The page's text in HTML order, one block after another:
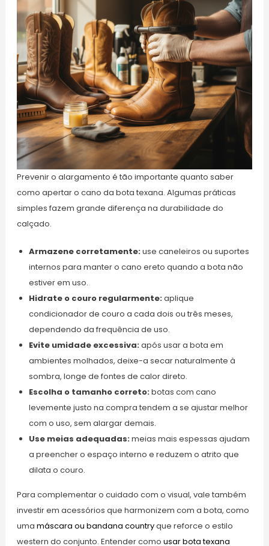
Prevenir o alargamento é tão importante quanto saber
como apertar o cano da bota texana. Algumas práticas
simples fazem grande diferença na durabilidade do
calçado.
Armazene corretamente:use caneleiros ou suportes
internos para manter o cano ereto quando a bota não
estiver em uso.
Hidrate o couro regularmente:aplique
condicionador de couro a cada dois ou três meses,
dependendo da frequência de uso.
Evite umidade excessiva:após usar a bota em
ambientes molhados, deixe-a secar naturalmente à
sombra, longe de fontes de calor direto.
Escolha o tamanho correto:botas com cano
levemente justo na compra tendem a se ajustar melhor
com o uso, sem alargar demais.
Use meias adequadas:meias mais espessas ajudam
a preencher o espaço interno e reduzem o atrito que
dilata o couro.
Para complementar o cuidado com o visual, vale também
investir em acessórios que harmonizem com a bota, como
uma máscara ou bandana countryque reforce o estilo
western do conjunto. Entender como usar bota texana